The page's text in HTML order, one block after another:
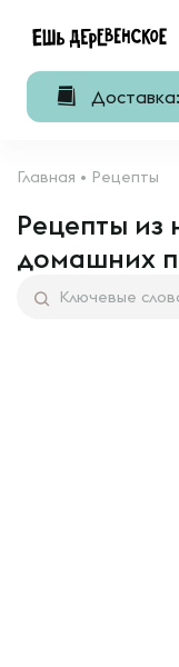
Главная • Рецепты
Рецепты из
домашних